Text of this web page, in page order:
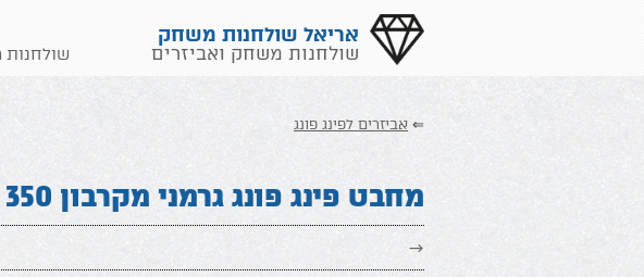
אריאל שולחנות משחק
שולחנות משחק ואביזרים
⇐ אביזרים לפינג פונג
מחבט פינג פונג גרמני מקרבון 350 שח
→